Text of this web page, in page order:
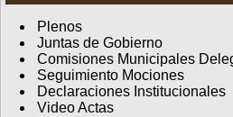
Plenos
Juntas de Gobierno
Comisiones Municipales
Seguimiento Mociones
Declaraciones Institucionales
Video Actas